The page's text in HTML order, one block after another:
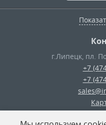
г.Липецк пл.
+7
+7